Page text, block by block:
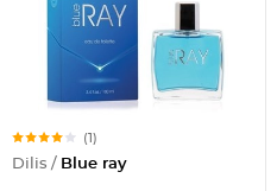
(1)
Dilis / Blue ray